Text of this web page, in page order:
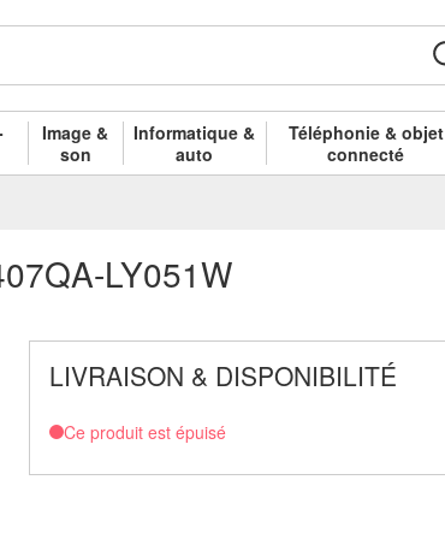
Image &
son
Informatique &
auto
Téléphonie & objet
connecté
LY051W
LIVRAISON & DISPONIBILITÉ
Ce produit est épuisé